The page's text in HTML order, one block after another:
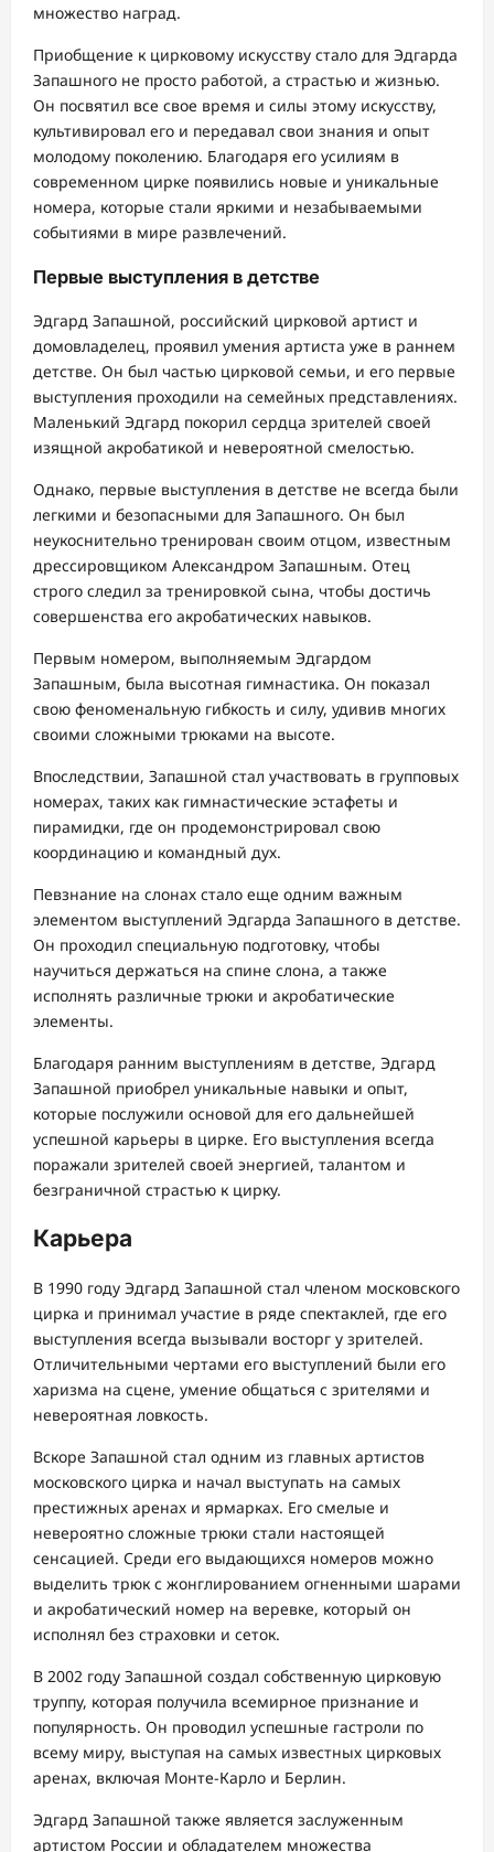
множество наград.
Приобщение к цирковому искусству стало для Эдгарда
Запашного не просто работой, а страстью и жизнью.
Он посвятил все свое время и силы этому искусству,
культивировал его и передавал свои знания и опыт
молодому поколению. Благодаря его усилиям в
современном цирке появились новые и уникальные
номера, которые стали яркими и незабываемыми
событиями в мире развлечений.
Первые выступления в детстве
Эдгард Запашной, российский цирковой артист и
домовладелец, проявил умения артиста уже в раннем
детстве. Он был частью цирковой семьи, и его первые
выступления проходили на семейных представлениях.
Маленький Эдгард покорил сердца зрителей своей
изящной акробатикой и невероятной смелостью.
Однако, первые выступления в детстве не всегда были
легкими и безопасными для Запашного. Он был
неукоснительно тренирован своим отцом, известным
дрессировщиком Александром Запашным. Отец
строго следил за тренировкой сына, чтобы достичь
совершенства его акробатических навыков.
Первым номером, выполняемым Эдгардом
Запашным, была высотная гимнастика. Он показал
свою феноменальную гибкость и силу, удивив многих
своими сложными трюками на высоте.
Впоследствии, Запашной стал участвовать в групповых
номерах, таких как гимнастические эстафеты и
пирамидки, где он продемонстрировал свою
координацию и командный дух.
Певзнание на слонах стало еще одним важным
элементом выступлений Эдгарда Запашного в детстве.
Он проходил специальную подготовку, чтобы
научиться держаться на спине слона, а также
исполнять различные трюки и акробатические
элементы.
Благодаря ранним выступлениям в детстве, Эдгард
Запашной приобрел уникальные навыки и опыт,
которые послужили основой для его дальнейшей
успешной карьеры в цирке. Его выступления всегда
поражали зрителей своей энергией, талантом и
безграничной страстью к цирку.
Карьера
В 1990 году Эдгард Запашной стал членом московского
цирка и принимал участие в ряде спектаклей, где его
выступления всегда вызывали восторг у зрителей.
Отличительными чертами его выступлений были его
харизма на сцене, умение общаться с зрителями и
невероятная ловкость.
Вскоре Запашной стал одним из главных артистов
московского цирка и начал выступать на самых
престижных аренах и ярмарках. Его смелые и
невероятно сложные трюки стали настоящей
сенсацией. Среди его выдающихся номеров можно
выделить трюк с жонглированием огненными шарами
и акробатический номер на веревке, который он
исполнял без страховки и сеток.
В 2002 году Запашной создал собственную цирковую
труппу, которая получила всемирное признание и
популярность. Он проводил успешные гастроли по
всему миру, выступая на самых известных цирковых
аренах, включая Монте-Карло и Берлин.
Эдгард Запашной также является заслуженным
артистом России и обладателем множества